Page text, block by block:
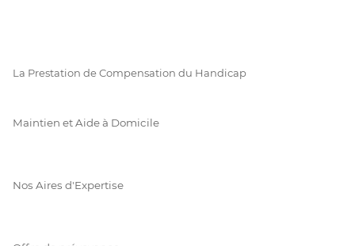
La Prestation de Compensation du Handicap
Maintien et Aide à Domicile
Nos Aires d'Expertise